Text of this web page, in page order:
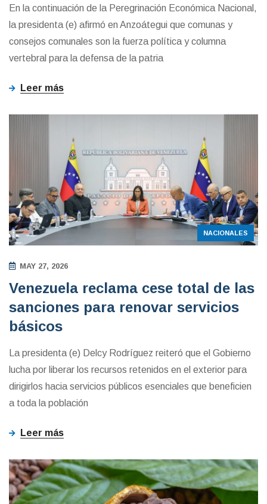
En la continuación de la Peregrinación Económica Nacional,
la presidenta (e) afirmó en Anzoátegui que comunas y
consejos comunales son la fuerza política y columna
vertebral para la defensa de la patria
Leer más
NACIONALES
MAY 27, 2026
Venezuela reclama cese total de las
sanciones para renovar servicios
básicos
La presidenta (e) Delcy Rodríguez reiteró que el Gobierno
lucha por liberar los recursos retenidos en el exterior para
dirigirlos hacia servicios públicos esenciales que beneficien
a toda la población
Leer más